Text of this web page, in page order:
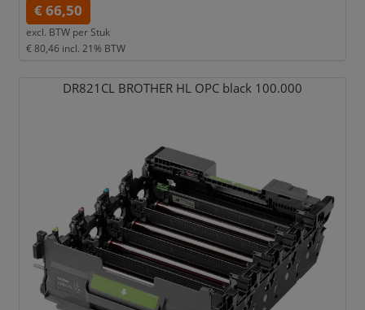
€ 66,50
excl. BTW per Stuk
€ 80,46 incl. 21% BTW
DR821CL BROTHER HL OPC black 100.000